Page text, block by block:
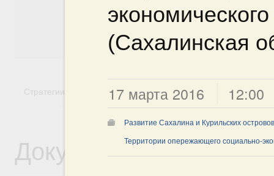
(Сахалинская
17 марта 2016 12:00
Развитие Сахалина и Курильских островов
Территории опережающего социально-
Культура
Государство
Стратегии Государственные программы
Документы